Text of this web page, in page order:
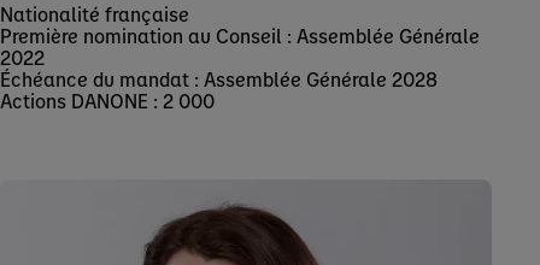
Nationalité française
Première nomination au Conseil : Assemblée Générale
2022
Échéance du mandat : Assemblée Générale 2028
Actions DANONE : 2 000